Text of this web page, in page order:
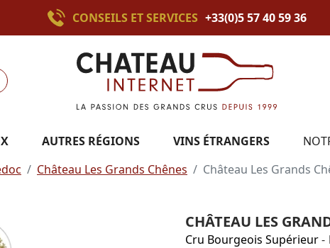
CONSEILS ET SERVICES +33(0)5 57 40 59 36
AUTRES RÉGIONS VINS ÉTRANGERS
Château Les Grands Chênes Château Les Grands
CHÂTEAU LES
Cru Bourgeois Supérieur-